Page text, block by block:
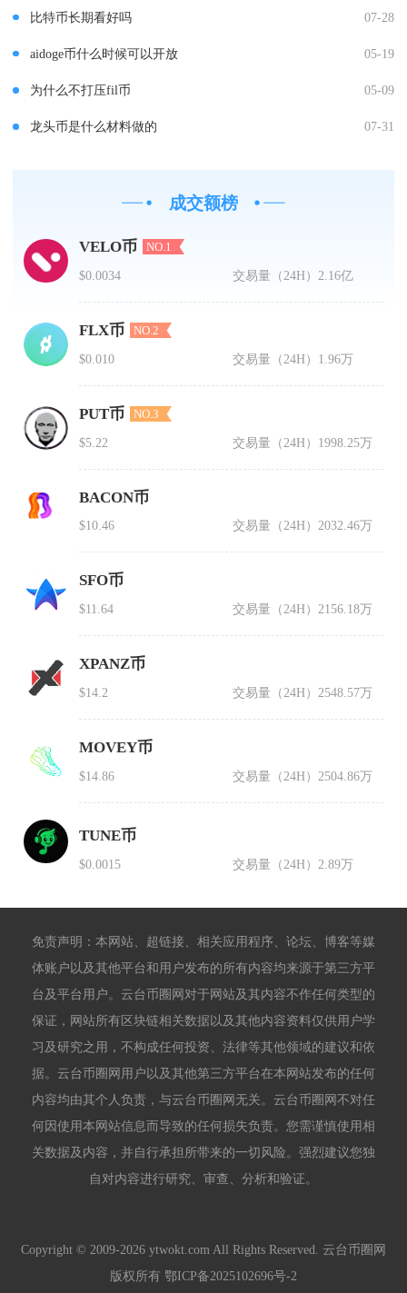
比特币长期看好吗 07-28
aidoge币什么时候可以开放 05-19
为什么不打压fil币 05-09
龙头币是什么材料做的 07-31
成交额榜
VELO币 NO.1
$0.0034 交易量（24H） 2.16亿
FLX币 NO.2
$0.010 交易量（24H） 1.96万
PUT币 NO.3
$5.22 交易量（24H） 1998.25万
BACON币
$10.46 交易量（24H）2032.46万
SFO币
$11.64 交易量（24H）2156.18万
XPANZ币
$14.2 交易量（24H） 2548.57万
MOVEY币
$14.86 交易量（24H） 2504.86万
TUNE币
$0.0015 交易量（24H）2.89万
免责声明：本网站、超链接、相关应用程序、论坛、博客等媒
体账户以及其他平台和用户发布的所有内容均来源于第三方平
台及平台用户。云台币圈网对于网站及其内容不作任何类型的
保证，网站所有区块链相关数据以及其他内容资料仅供用户学
习及研究之用，不构成任何投资、法律等其他领域的建议和依
据。云台币圈网用户以及其他第三方平台在本网站发布的任何
内容均由其个人负责，与云台币圈网无关。云台币圈网不对任
何因使用本网站信息而导致的任何损失负责。您需谨慎使用相
关数据及内容，并自行承担所带来的一切风险。强烈建议您独
自对内容进行研究、审查、分析和验证。
Copyright © 2009-2026 ytwokt.com All Rights Reserved. 云台币圈网
版权所有 鄂ICP备2025102696号-2